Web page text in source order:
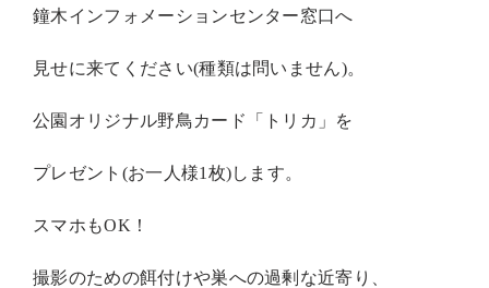
鐘木インフォメーションセンター窓口へ
見せに来てください(種類は問いません)。
公園オリジナル野鳥カード「トリカ」を
プレゼント(お一人様1枚)します。
スマホもOK！
撮影のための餌付けや巣への過剰な近寄り、